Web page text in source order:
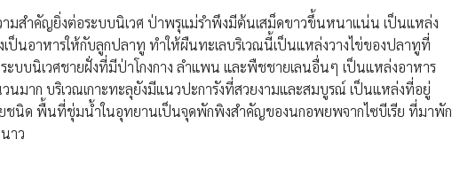
สำคัญยิ่งต่อระบบนิเวศ ป่าพรุแม่รำพึงมีต้นเสม็ดขาวขึ้นหนาแน่น เป็นแหล่ง
นอาหารให้กับลูกปลาทู ทำให้ผืนทะเลบริเวณนี้เป็นแหล่งวางไข่ของปลาทูที่
บบนิเวศชายฝั่งที่มีป่าโกงกาง ลำแพน และพืชชายเลนอื่นๆ เป็นแหล่งอาหาร
มาก บริเวณเกาะทะลุยังมีแนวปะการังที่สวยงามและสมบูรณ์ เป็นแหล่งที่อยู่
ชนิด พื้นที่ชุ่มน้ำในอุทยานเป็นจุดพักพิงสำคัญของนกอพยพจากไซบีเรีย ที่มาพัก
าว